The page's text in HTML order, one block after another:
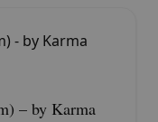
– by Karma